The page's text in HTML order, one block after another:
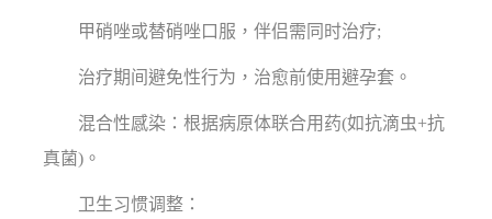
甲硝唑或替硝唑口服，伴侣需同时治疗;
治疗期间避免性行为，治愈前使用避孕套。
混合性感染：根据病原体联合用药(如抗滴虫+抗
真菌)。
卫生习惯调整：